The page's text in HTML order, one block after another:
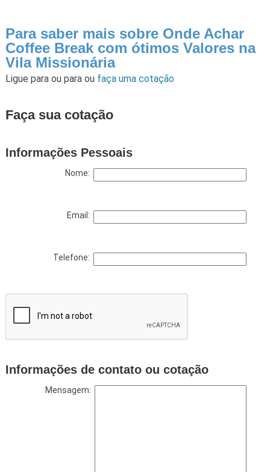
Para saber mais sobre Onde Achar
Coffee Break com ótimos Valores na
Vila Missionária
Ligue para ou para ou faça uma cotação
Faça sua cotação
Informações Pessoais
Nome:
Email:
Telefone:
Informações de contato ou cotação
Mensagem: